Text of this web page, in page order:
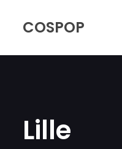
COSPOP
Lille